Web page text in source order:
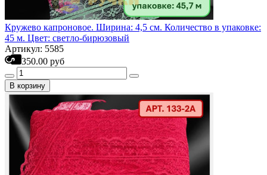
Кружево капроновое. Ширина: 4,5 см. Количество в упаковке:
45 м. Цвет: светло-бирюзовый
Артикул: 5585
350.00 руб
В корзину